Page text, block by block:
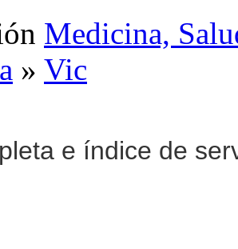
Medicina,
» Vic
e índice de